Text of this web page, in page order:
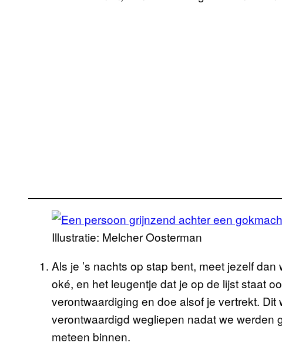
Illustratie: Melcher Oosterman
Als je ’s nachts op stap bent, meet jezelf
oké, en het leugentje dat je op de lijst staat
verontwaardiging en doe alsof je vertrekt. Dit
verontwaardigd wegliepen nadat we werden
meteen binnen.